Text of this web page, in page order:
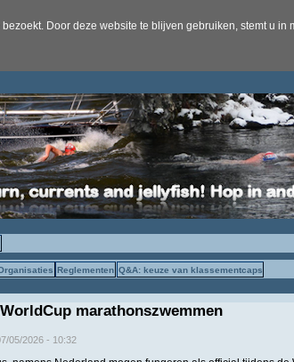
Door deze website te blijven gebruiken, stemt u in
Reglementen Q&A: keuze van klassementcaps
marathonszwemmen
05/2026 - 10:32